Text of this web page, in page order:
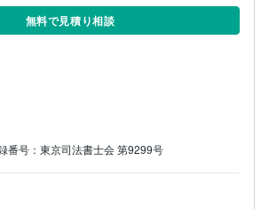
無料で見積り相談
番号：東京司法書士会 第9299号